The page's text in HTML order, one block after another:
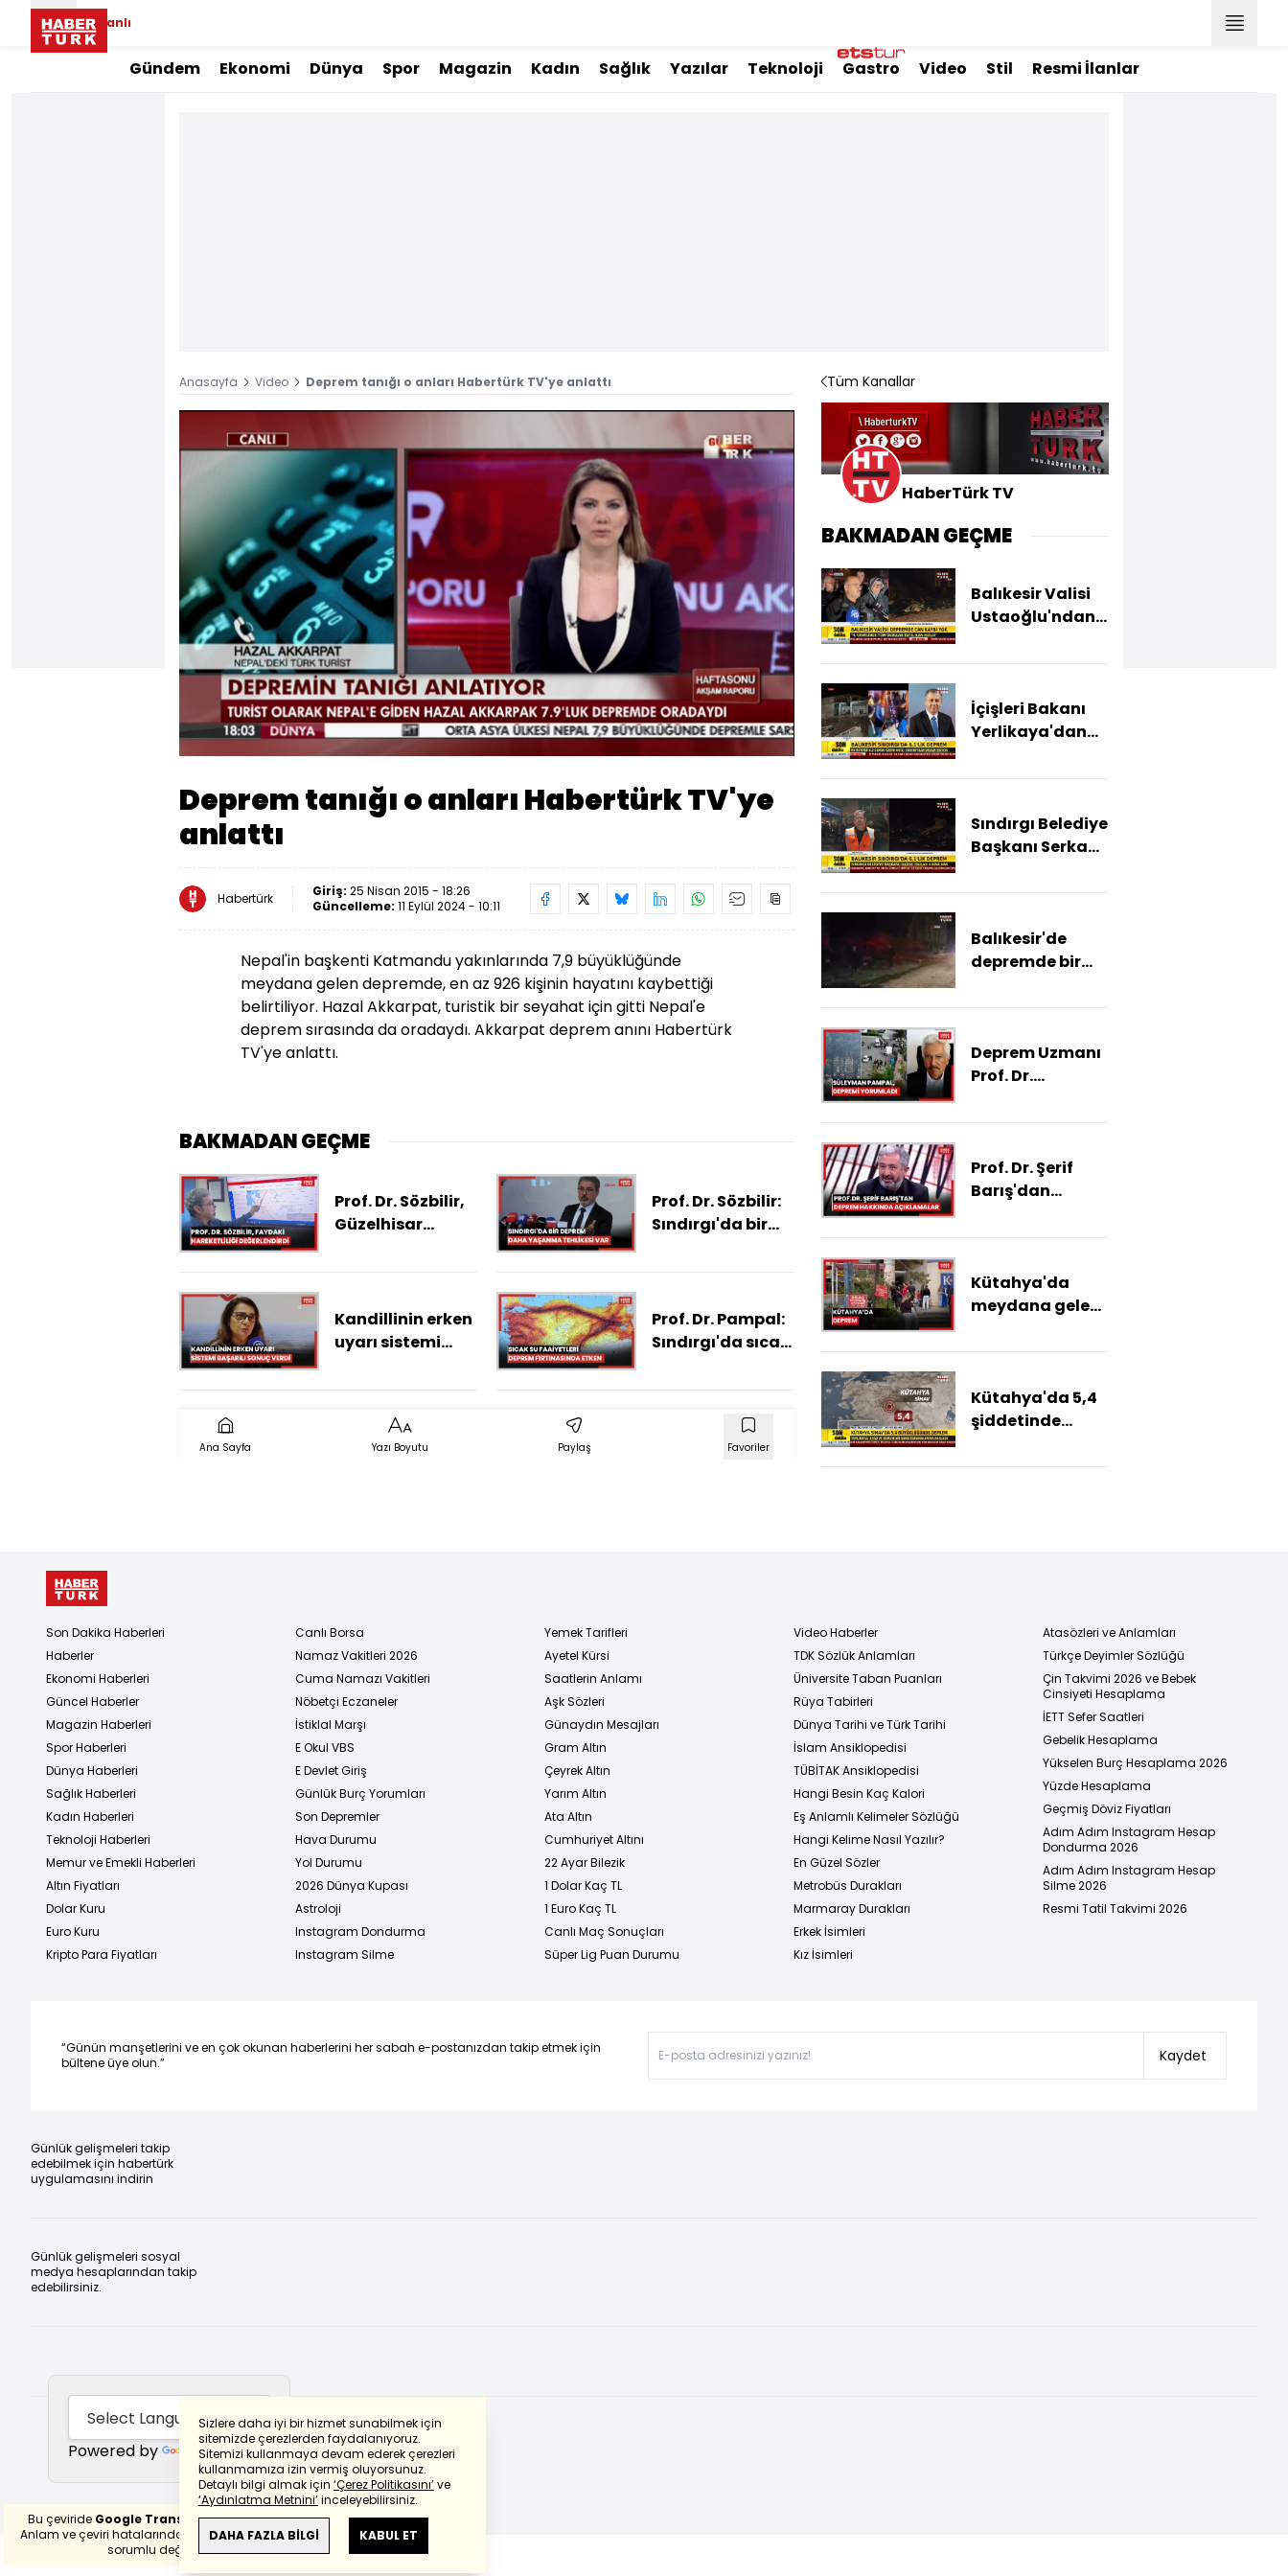
Canlı
Gündem Ekonomi Dünya Spor Magazin Kadın Sağlık Yazılar Teknoloji Gastro Video Stil Resmi İlanlar
Anasayfa Video Deprem tanığı o anları Habertürk TV'ye anlattı
Sesi
Yüklendi:
29.17%
Oynatma
Deprem tanığı o anları Habertürk TV'ye
anlattı
Habertürk Giriş: 25 Nisan 2015 - 18:26
Güncelleme: 11 Eylül 2024 - 10:11
Nepal'in başkenti Katmandu yakınlarında 7,9 büyüklüğünde
meydana gelen depremde, en az 926 kişinin hayatını kaybettiği
belirtiliyor. Hazal Akkarpat, turistik bir seyahat için gitti Nepal'e
deprem sırasında da oradaydı. Akkarpat deprem anını Habertürk
TV'ye anlattı.
BAKMADAN GEÇME
Prof. Dr. Sözbilir,
Güzelhisar
hareketliliği
Prof. Dr. Sözbilir:
Sındırgı'da bir
yaşanma
Kandillinin erken
uyarı sistemi
depreminde
Prof. Dr. Pampal:
Sındırgı'da sıcak
faaliyetleri
fırtınasında
Ana Sayfa Yazı Boyutu Paylaş Favoriler
Tüm Kanallar
HaberTürk TV
BAKMADAN GEÇME
Balıkesir Valisi
Ustaoğlu'ndan
İçişleri Bakanı
Yerlikaya'dan
Sındırgı Belediye
Başkanı Serkan
açıklamalar
Balıkesir'de
depremde bir
Deprem Uzmanı
Prof. Dr.
Pampal,
yaşanan 5
büyüklüğündeki
yorumladı
Prof. Dr. Şerif
Barış'dan
açıklaması
Kütahya'da
meydana gelen
büyüklüğünde
illerde hissedildi
Kütahya'da 5,4
şiddetinde
Sizlere daha iyi bir hizmet sunabilmek için
sitemizde çerezlerden faydalanıyoruz.
Sitemizi kullanmaya devam ederek çerezleri
kullanmamıza izin vermiş oluyorsunuz.
Detaylı bilgi almak için ‘Çerez Politikasını’ve
‘Aydınlatma Metnini’inceleyebilirsiniz.
DAHA FAZLA BİLGİ KABUL ET
Son Dakika Haberleri
Haberler
Ekonomi Haberleri
Güncel Haberler
Magazin Haberleri
Spor Haberleri
Dünya Haberleri
Sağlık Haberleri
Kadın Haberleri
Teknoloji Haberleri
Memur ve Emekli Haberleri
Altın Fiyatları
Dolar Kuru
Euro Kuru
Kripto Para Fiyatları
Canlı Borsa
Namaz Vakitleri 2026
Cuma Namazı Vakitleri
Nöbetçi Eczaneler
İstiklal Marşı
E Okul VBS
E Devlet Giriş
Günlük Burç Yorumları
Son Depremler
Hava Durumu
Yol Durumu
2026 Dünya Kupası
Astroloji
Instagram Dondurma
Instagram Silme
Yemek Tarifleri
Ayetel Kürsi
Saatlerin Anlamı
Aşk Sözleri
Günaydın Mesajları
Gram Altın
Çeyrek Altın
Yarım Altın
Ata Altın
Cumhuriyet Altını
22 Ayar Bilezik
1 Dolar Kaç TL
1 Euro Kaç TL
Canlı Maç Sonuçları
Süper Lig Puan Durumu
Video Haberler
TDK Sözlük Anlamları
Üniversite Taban Puanları
Rüya Tabirleri
Dünya Tarihi ve Türk Tarihi
İslam Ansiklopedisi
TÜBİTAK Ansiklopedisi
Hangi Besin Kaç Kalori
Eş Anlamlı Kelimeler Sözlüğü
Hangi Kelime Nasıl Yazılır?
En Güzel Sözler
Metrobüs Durakları
Marmaray Durakları
Erkek İsimleri
Kız İsimleri
Atasözleri ve Anlamları
Türkçe Deyimler Sözlüğü
Çin Takvimi 2026 ve Bebek
Cinsiyeti Hesaplama
İETT Sefer Saatleri
Gebelik Hesaplama
Yükselen Burç Hesaplama 2026
Yüzde Hesaplama
Geçmiş Döviz Fiyatları
Adım Adım Instagram Hesap
Dondurma 2026
Adım Adım Instagram Hesap
Silme 2026
Resmi Tatil Takvimi 2026
“Günün manşetlerini ve en çok okunan haberlerini her sabah e-postanızdan takip etmek için
bültene üye olun.”
Kaydet
Günlük gelişmeleri takip
edebilmek için habertürk
uygulamasını indirin
Günlük gelişmeleri sosyal
medya hesaplarından takip
edebilirsiniz.
Powered by Translate
Bu çeviride Google Transletekullanılmıştır.
Anlam ve çeviri hatalarından
haberturk.com
sorumlu değildir.